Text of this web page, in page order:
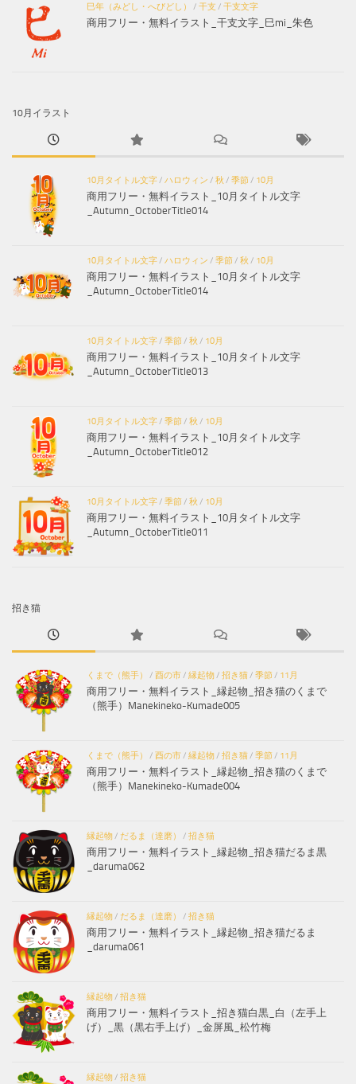
巳年（みどし・へびどし） / 干支 / 干支文字
商用フリー・無料イラスト_干支文字_巳mi_朱色
10月イラスト
10月タイトル文字 / ハロウィン / 秋 / 季節 / 10月
商用フリー・無料イラスト_10月タイトル文字
_Autumn_OctoberTitle014
10月タイトル文字 / ハロウィン / 季節 / 秋 / 10月
商用フリー・無料イラスト_10月タイトル文字
_Autumn_OctoberTitle014
10月タイトル文字 / 季節 / 秋 / 10月
商用フリー・無料イラスト_10月タイトル文字
_Autumn_OctoberTitle013
10月タイトル文字 / 季節 / 秋 / 10月
商用フリー・無料イラスト_10月タイトル文字
_Autumn_OctoberTitle012
10月タイトル文字 / 季節 / 秋 / 10月
商用フリー・無料イラスト_10月タイトル文字
_Autumn_OctoberTitle011
招き猫
くまで（熊手） / 酉の市 / 縁起物 / 招き猫 / 季節 / 11月
商用フリー・無料イラスト_縁起物_招き猫のくまで
（熊手）Manekineko-Kumade005
くまで（熊手） / 酉の市 / 縁起物 / 招き猫 / 季節 / 11月
商用フリー・無料イラスト_縁起物_招き猫のくまで
（熊手）Manekineko-Kumade004
縁起物 / だるま（達磨） / 招き猫
商用フリー・無料イラスト_縁起物_招き猫だるま黒
_daruma062
縁起物 / だるま（達磨） / 招き猫
商用フリー・無料イラスト_縁起物_招き猫だるま
_daruma061
縁起物 / 招き猫
商用フリー・無料イラスト_招き猫白黒_白（左手上
げ）_黒（黒右手上げ）_金屏風_松竹梅
縁起物 / 招き猫